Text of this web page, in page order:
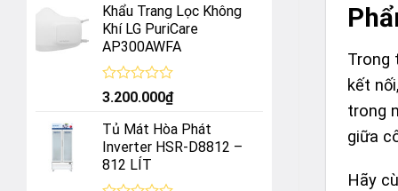
Khẩu Trang Lọc Không
Khí LG PuriCare
AP300AWFA
Được
hạng
0
5
sao
3.200.000₫
Tủ Mát Hòa Phát
Inverter HSR-D8812 –
812 LÍT
Trong
kết
trong
giữa
Hãy